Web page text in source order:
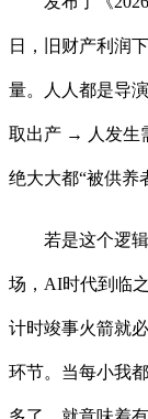
日，旧财产利润
量。人人都是导
取出产 → 人发生
绝大大都“被供养
若是这个逻辑
场，AI时代到临
计时竣事火箭就
环节。当每小我